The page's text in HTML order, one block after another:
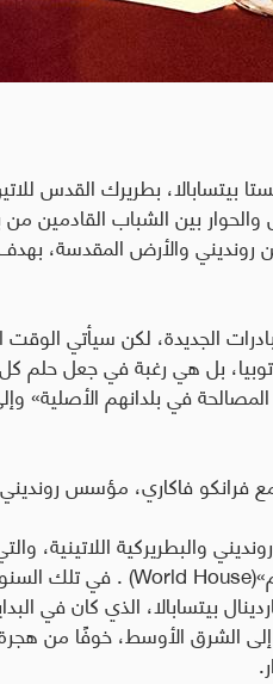
بيتسابالا، بطريرك القدس
بين الشباب القادمين
رونديني والأرض المقدسة،
الجديدة، لكن سيأتي
بل هي رغبة في جعل حلم
في بلدانهم الأصلية»
مع فرانكو فاكاري، مؤسس رونديني
(World House) . في تلك
بيتسابالا، الذي كان في
الشرق الأوسط، خوفًا من